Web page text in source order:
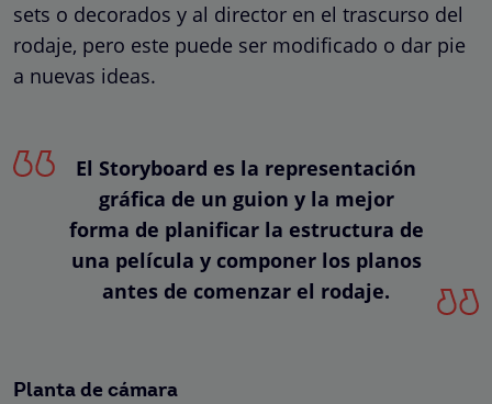
sets o decorados y al director en el trascurso del
rodaje, pero este puede ser modificado o dar pie
a nuevas ideas.
El Storyboard es la representación
gráfica de un guion y la mejor
forma de planificar la estructura de
una película y componer los planos
antes de comenzar el rodaje.
Planta de cámara